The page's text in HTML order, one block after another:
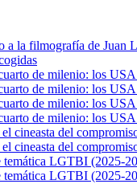
a la filmografía de Juan
de milenio: los
de milenio: los
de milenio: los
de milenio: los
cineasta del
cineasta del
temática LGTBI (2025-
temática LGTBI (2025-